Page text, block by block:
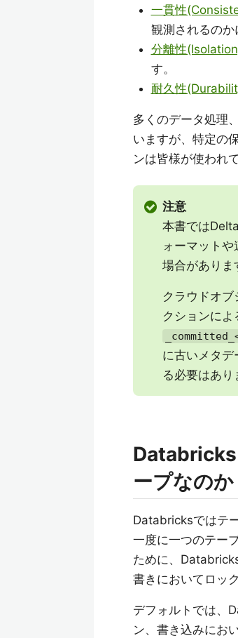
一貫性
観測されるのか
分離性
す。
耐久性
多くのデータ処理
いますが、特定の
ンは皆様が使われ
注意
本書では
ォーマット
場合がありま
クラウドオ
クションに
に古いメタ
る必要はあり
Databricks
ープなのか
Databricksではテ
一度に一つのテー
ために、
書きにおいてロッ
デフォルトでは、
ン、書き込みにお